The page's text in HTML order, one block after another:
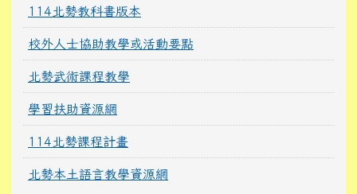
114北勢教科書版本
校外人士協助教學或活動要點
北勢武術課程教學
學習扶助資源網
114北勢課程計畫
北勢本土語言教學資源網